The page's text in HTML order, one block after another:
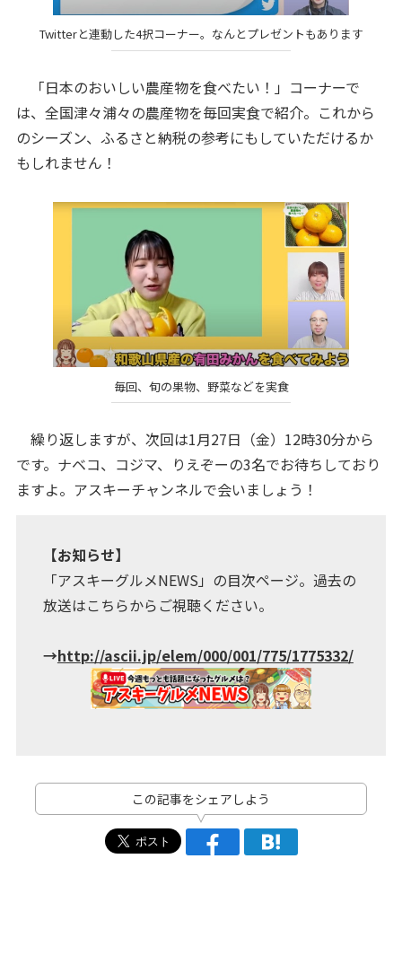
Twitterと連動した4択コーナー。なんとプレゼントもあります
「日本のおいしい農産物を食べたい！」コーナーで
は、全国津々浦々の農産物を毎回実食で紹介。これから
のシーズン、ふるさと納税の参考にもしていただけるか
もしれません！
毎回、旬の果物、野菜などを実食
繰り返しますが、次回は1月27日（金）12時30分から
です。ナベコ、コジマ、りえぞーの3名でお待ちしており
ますよ。アスキーチャンネルで会いましょう！
【お知らせ】
「アスキーグルメNEWS」の目次ページ。過去の
放送はこちらからご視聴ください。
→http://ascii.jp/elem/000/001/775/1775332/
この記事をシェアしよう